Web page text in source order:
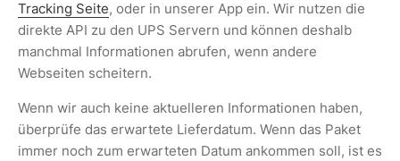
Tracking Seite, oder in unserer App ein. Wir nutzen die
direkte API zu den UPS Servern und können deshalb
manchmal Informationen abrufen, wenn andere
Webseiten scheitern.
Wenn wir auch keine aktuelleren Informationen haben,
überprüfe das erwartete Lieferdatum. Wenn das Paket
immer noch zum erwarteten Datum ankommen soll, ist es